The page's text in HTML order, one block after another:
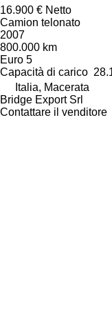
16.900 € Netto
Camion telonato
2007
800.000 km
Euro 5
Capacità di carico
Italia, Macerata
Bridge Export Srl
Contattare il venditore